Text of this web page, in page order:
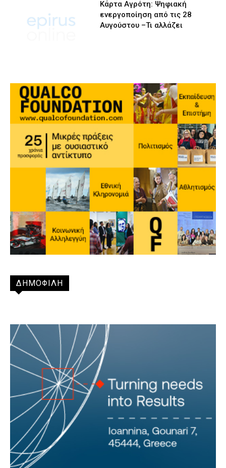
Κάρτα Αγρότη: Ψηφιακή
ενεργοποίηση από τις 28
Αυγούστου –Τι αλλάζει
ΔΗΜΟΦΙΛΗ